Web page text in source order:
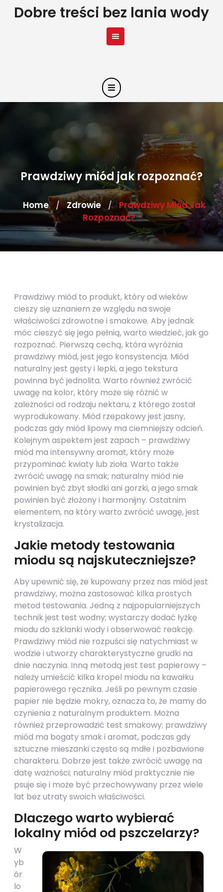
SkipDobre treści bez lania wody
Prawdziwy miód jak rozpoznać?
Home / Zdrowie / Prawdziwy Miód Jak
Rozpoznać?
Prawdziwy miód to produkt, który od wieków
cieszy się uznaniem ze względu na swoje
właściwości zdrowotne i smakowe. Aby jednak
móc cieszyć się jego pełnią, warto wiedzieć, jak go
rozpoznać. Pierwszą cechą, która wyróżnia
prawdziwy miód, jest jego konsystencja. Miód
naturalny jest gęsty i lepki, a jego tekstura
powinna być jednolita. Warto również zwrócić
uwagę na kolor, który może się różnić w
zależności od rodzaju nektaru, z którego został
wyprodukowany. Miód rzepakowy jest jasny,
podczas gdy miód lipowy ma ciemniejszy odcień.
Kolejnym aspektem jest zapach – prawdziwy
miód ma intensywny aromat, który może
przypominać kwiaty lub zioła. Warto także
zwrócić uwagę na smak; naturalny miód nie
powinien być zbyt słodki ani gorzki, a jego smak
powinien być złożony i harmonijny. Ostatnim
elementem, na który warto zwrócić uwagę, jest
krystalizacja.
Jakie metody testowania
miodu są najskuteczniejsze?
Aby upewnić się, że kupowany przez nas miód jest
prawdziwy, można zastosować kilka prostych
metod testowania. Jedną z najpopularniejszych
technik jest test wodny; wystarczy dodać łyżkę
miodu do szklanki wody i obserwować reakcję.
Prawdziwy miód nie rozpuści się natychmiast w
wodzie i utworzy charakterystyczne grudki na
dnie naczynia. Inną metodą jest test papierowy –
należy umieścić kilka kropel miodu na kawałku
papierowego ręcznika. Jeśli po pewnym czasie
papier nie będzie mokry, oznacza to, że mamy do
czynienia z naturalnym produktem. Można
również przeprowadzić test smakowy; prawdziwy
miód ma bogaty smak i aromat, podczas gdy
sztuczne mieszanki często są mdłe i pozbawione
charakteru. Dobrze jest także zwrócić uwagę na
datę ważności; naturalny miód praktycznie nie
psuje się i może być przechowywany przez wiele
lat bez utraty swoich właściwości.
Dlaczego warto wybierać
lokalny miód od pszczelarzy?
W
yb
ór
lo